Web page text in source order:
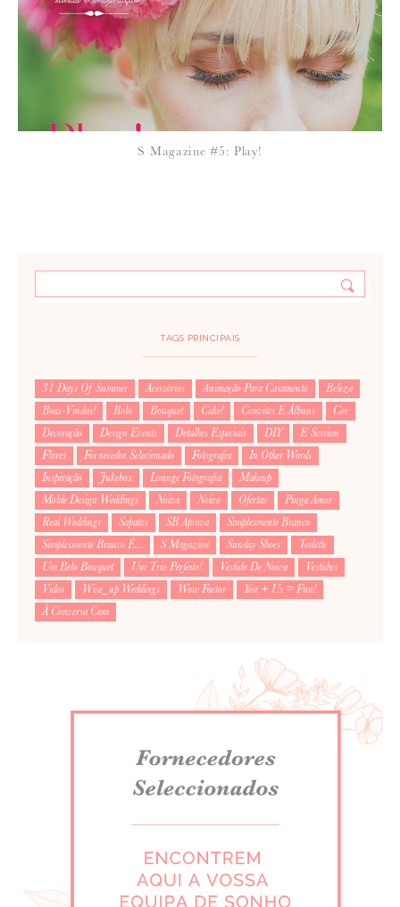
28 de Outubro de 2011
SUSANA
e é giro ver as pessoas que fazem estas coisas bonitas!
S Magazine #5: Play!
TAGS PRINCIPAIS
31 Days Of Summer Acessórios Animação Para Casamento
Beleza
Boas-Vindas!
Bolo Bouquet Cake! Convites E Álbuns
Cor
Decoração
Design Events Detalhes Especiais DIY
E-Session
Flores
Fornecedor Selecionado Fotografia
In Other Words
Inspiração
Jukebox Lounge Fotografia
Makeup
Molde Design Weddings
Noiva Noivo Ofertas
Pinga Amor
Real Weddings
Sapatos SB Aprova
Simplesmente Branco
Simplesmente Branco É...
S Magazine Sunday Shoes
Toilette
Um Belo Bouquet
Um Trio Perfeito! Vestido De Noiva
Vestidus
Video
Wise_up Weddings Wow Factor
You + Us = Fun!
À Conversa Com